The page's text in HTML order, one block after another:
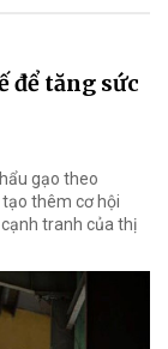
để tăng sức
gạo theo
thêm cơ hội
tranh của thị